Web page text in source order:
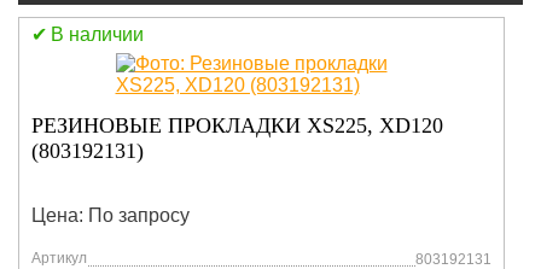
В наличии
РЕЗИНОВЫЕ ПРОКЛАДКИ XS225, XD120
(803192131)
Цена: По запросу
Артикул 803192131